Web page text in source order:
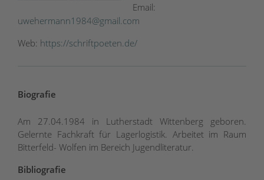
Email:
uwehermann1984@gmail.com
Web: https://schriftpoeten.de/
Biografie
Am 27.04.1984 in Lutherstadt Wittenberg geboren.
Gelernte Fachkraft für Lagerlogistik. Arbeitet im Raum
Bitterfeld- Wolfen im Bereich Jugendliteratur.
Bibliografie